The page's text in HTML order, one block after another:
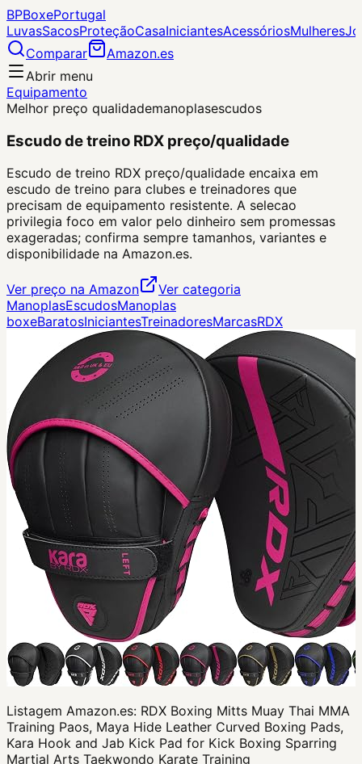
BPBoxePortugal
LuvasSacosProteçãoCasaIniciantesAcessóriosMulheres
Comparar
Amazon.es
Abrir menu
Equipamento
Melhor preço qualidademanoplasescudos
Escudo de treino RDX preço/qualidade
Escudo de treino RDX preço/qualidade encaixa em
escudo de treino para clubes e treinadores que
precisam de equipamento resistente. A selecao
privilegia foco em valor pelo dinheiro sem promessas
exageradas; confirma sempre tamanhos, variantes e
disponibilidade na Amazon.es.
Ver preço na Amazon
Ver categoria
ManoplasEscudosManoplas
boxeBaratosIniciantesTreinadoresMarcasRDX
Listagem Amazon.es: RDX Boxing Mitts Muay Thai MMA
Training Paos, Maya Hide Leather Curved Boxing Pads,
Kara Hook and Jab Kick Pad for Kick Boxing Sparring
Martial Arts Taekwondo Karate Training